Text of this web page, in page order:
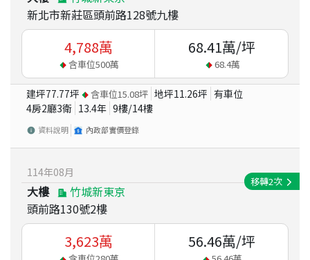
新北市新莊區頭前路128號九樓
4,788萬
含車位500萬
68.41萬/坪
68.4萬
建坪77.77坪 含車位15.08坪 地坪11.26坪 有車位
4房2廳3衛 13.4年 9樓/14樓
資料說明 內政部實價登錄
114年08月
大樓
竹城新東京
頭前路130號2樓
移轉2次
3,623萬 56.46萬/坪